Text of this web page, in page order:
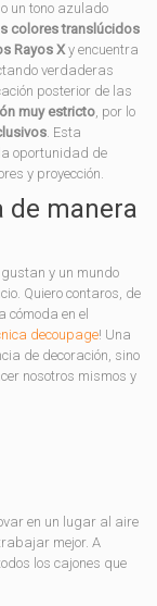
un tono azulado
colores translúcidos
Rayos Xy encuentra
verdaderas
posterior de las
muy estricto, por lo
. Esta
oportunidad de
y proyección.
de manera
y un mundo
Quiero contaros, de
en el
decoupage! Una
de decoración, sino
nosotros mismos y
en un lugar al aire
mejor. A
los cajones que